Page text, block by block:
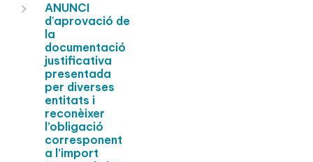
ANUNCI
d'aprovació de
la
documentació
justificativa
presentada
per diverses
entitats i
reconèixer
l’obligació
corresponent
a l’import